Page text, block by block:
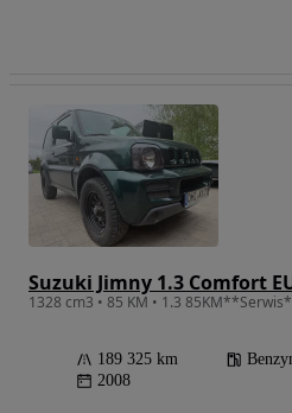
Suzuki Jimny 1.3 Comfort
189 325 km
2008